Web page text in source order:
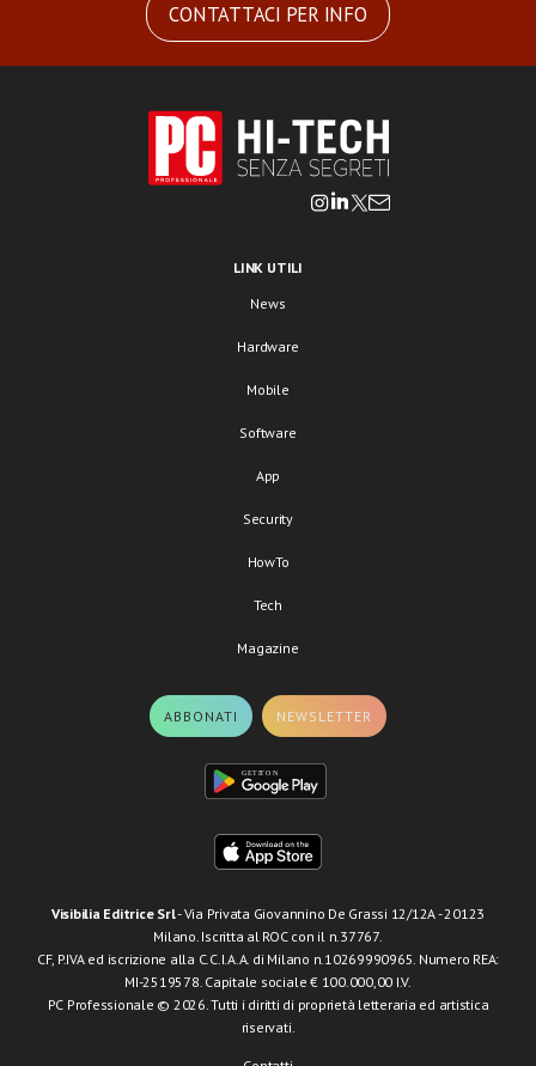
CONTATTACI PER INFO
LINK UTILI
News
Hardware
Mobile
Software
App
Security
HowTo
Tech
Magazine
ABBONATI NEWSLETTER
Visibilia Editrice Srl- Via Privata Giovannino De Grassi 12/12A - 20123
Milano. Iscritta al ROC con il n.37767.
CF, P.IVA ed iscrizione alla C.C.I.A.A. di Milano n.10269990965. Numero REA:
MI-2519578. Capitale sociale € 100.000,00 I.V.
PC Professionale © 2026. Tutti i diritti di proprietà letteraria ed artistica
riservati.